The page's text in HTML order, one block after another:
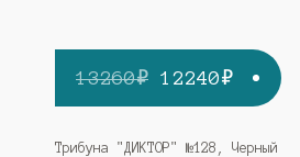
13260₽
цена
составляла
12240₽
цена:
Трибуна "ДИКТОР" №128, Черный